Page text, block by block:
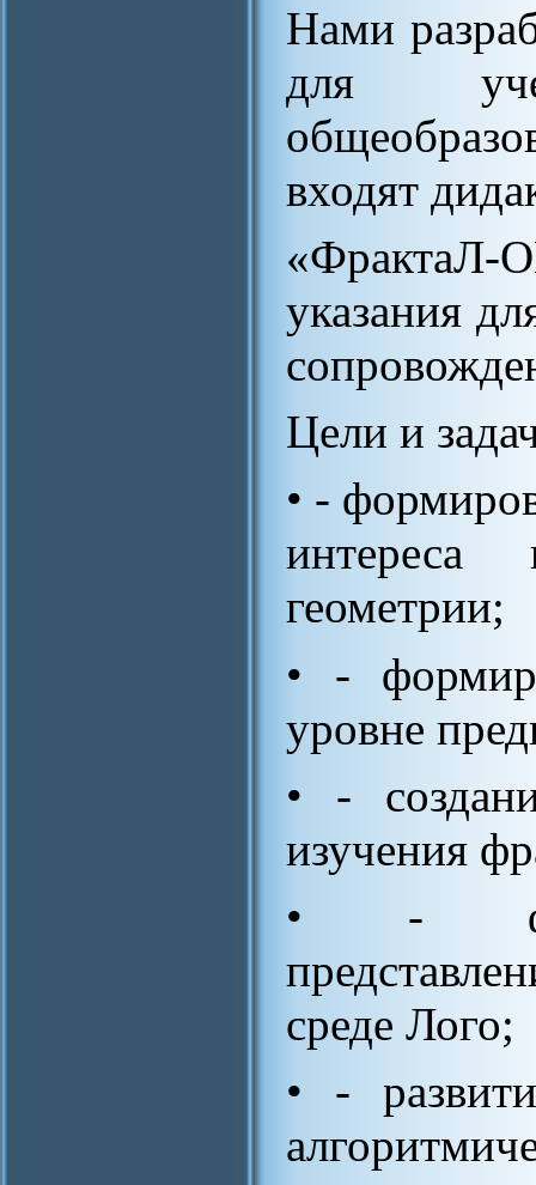
Нами
для
входят
указания
Цели и
• -
интереса
геометрии;
• -
уровне
• -
изучения
• -
среде Лого;
• -